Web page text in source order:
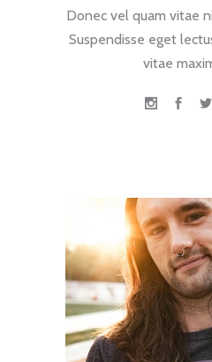
Donec vel quam vitae
Suspendisse eget
vitae